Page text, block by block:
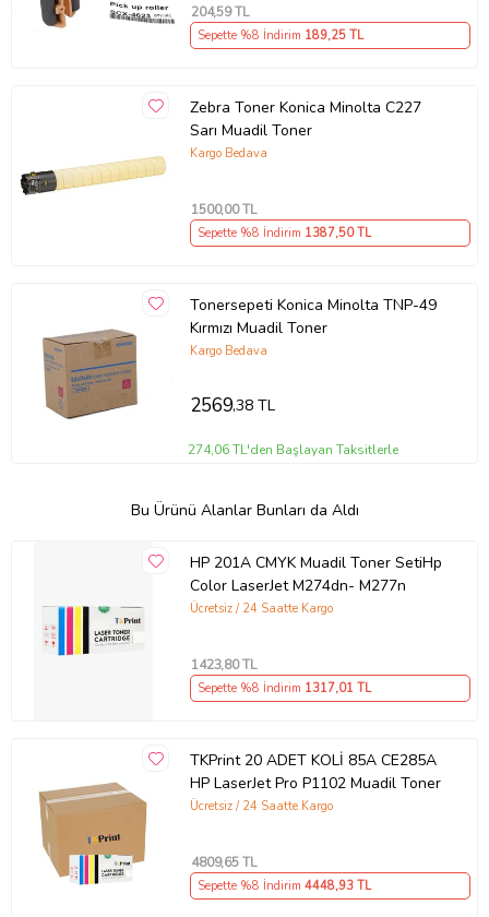
204,59 TL
Sepette %8 İndirim 189,25 TL
Zebra Toner Konica Minolta C227
Sarı Muadil Toner
Kargo Bedava
1500,00 TL
Sepette %8 İndirim 1387,50 TL
Tonersepeti Konica Minolta TNP-49
Kırmızı Muadil Toner
Kargo Bedava
2569,38 TL
274,06 TL'den Başlayan Taksitlerle
Bu Ürünü Alanlar Bunları da Aldı
HP 201A CMYK Muadil Toner SetiHp
Color LaserJet M274dn- M277n
Ücretsiz / 24 Saatte Kargo
1423,80 TL
Sepette %8 İndirim 1317,01 TL
TKPrint 20 ADET KOLİ 85A CE285A
HP LaserJet Pro P1102 Muadil Toner
Ücretsiz / 24 Saatte Kargo
4809,65 TL
Sepette %8 İndirim 4448,93 TL